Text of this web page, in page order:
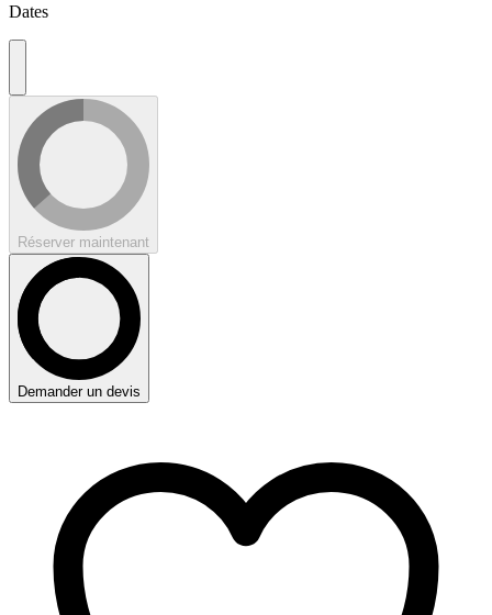
Dates
Réserver maintenant
Demander un devis